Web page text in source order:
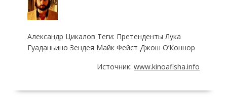
Александр Цикалов Теги: Претенденты Лука
Гуаданьино Зендея Майк Фейст Джош О’Коннор
Источник:www.kinoafisha.info